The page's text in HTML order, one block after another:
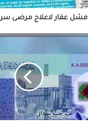
فشل عقار لاعلاج مرضى